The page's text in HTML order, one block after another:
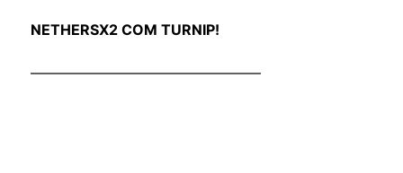
NETHERSX2 COM TURNIP!
————————————————